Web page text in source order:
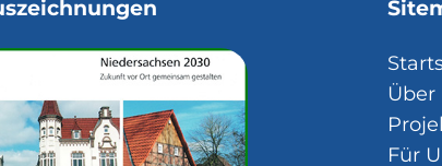
Über
Für